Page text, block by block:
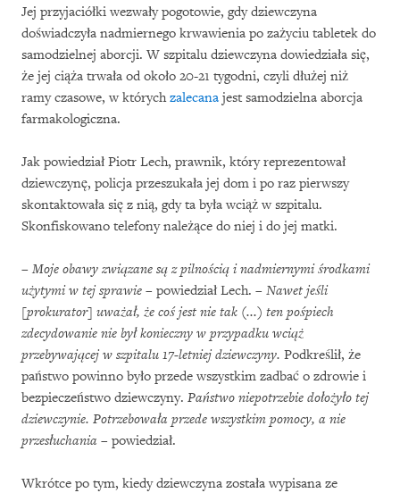
Jej przyjaciółki wezwały pogotowie, gdy dziewczyna
doświadczyła nadmiernego krwawienia po zażyciu tabletek do
samodzielnej aborcji. W szpitalu dziewczyna dowiedziała się,
że jej ciąża trwała od około 20-21 tygodni, czyli dłużej niż
ramy czasowe, w którychzalecana jest samodzielna aborcja
farmakologiczna.
Jak powiedział Piotr Lech, prawnik, który reprezentował
dziewczynę, policja przeszukała jej dom i po raz pierwszy
skontaktowała się z nią, gdy ta była wciąż w szpitalu.
Skonfiskowano telefony należące do niej i do jej matki.
– Moje obawy związane są z pilnością i nadmiernymi środkami
użytymi w tej sprawie – powiedział Lech. – Nawet jeśli
[prokurator] uważał, że coś jest nie tak (...) ten pośpiech
zdecydowanie nie był konieczny w przypadku wciąż
przebywającej w szpitalu 17-letniej dziewczyny. Podkreślił, że
państwo powinno było przede wszystkim zadbać o zdrowie i
bezpieczeństwo dziewczyny. Państwo niepotrzebie dołożyło tej
dziewczynie. Potrzebowała przede wszystkim pomocy, a nie
przesłuchania – powiedział.
Wkrótce po tym, kiedy dziewczyna została wypisana ze